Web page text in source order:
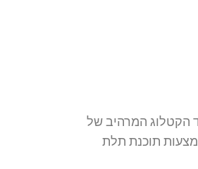
הקטלוג המרהיב של
תוכנת תלת